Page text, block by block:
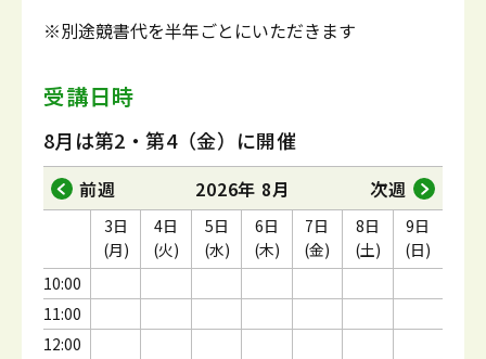
※別途競書代を半年ごとにいただきます
受講日時
8月は第2・第4（金）に開催
前週 2026年 8月 次週
10:00
11:00
12:00
3日
(月)
4日
(火)
5日
(水)
6日
(木)
7日
(金)
8日
(土)
9日
(日)